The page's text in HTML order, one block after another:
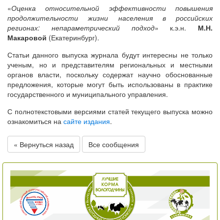
«Оценка относительной эффективности повышения
продолжительности жизни населения в российских
регионах: непараметрический подход» к.э.н. М.Н.
Макаровой (Екатеринбург).
Статьи данного выпуска журнала будут интересны не только
ученым, но и представителям региональных и местными
органов власти, поскольку содержат научно обоснованные
предложения, которые могут быть использованы в практике
государственного и муниципального управления.
С полнотекстовыми версиями статей текущего выпуска можно
ознакомиться на сайте издания.
« Вернуться назад Все сообщения